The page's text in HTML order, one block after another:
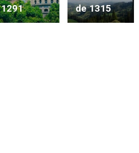
1291
de 1315